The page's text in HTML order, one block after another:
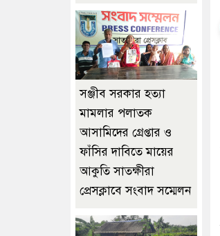
‎সঞ্জীব সরকার হত্যা
মামলার পলাতক
আসামিদের গ্রেপ্তার ও
ফাঁসির দাবিতে মায়ের
আকুতি সাতক্ষীরা
প্রেসক্লাবে সংবাদ সম্মেলন